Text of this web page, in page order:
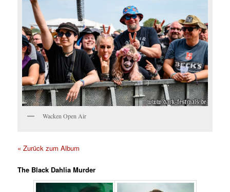
Wacken Open Air
« Zurück zum Album
The Black Dahlia Murder